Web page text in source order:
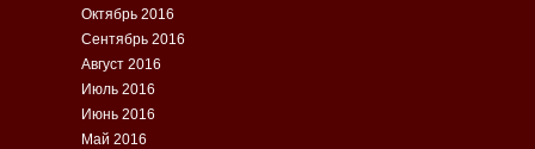
Октябрь 2016
Сентябрь 2016
Август 2016
Июль 2016
Июнь 2016
Май 2016